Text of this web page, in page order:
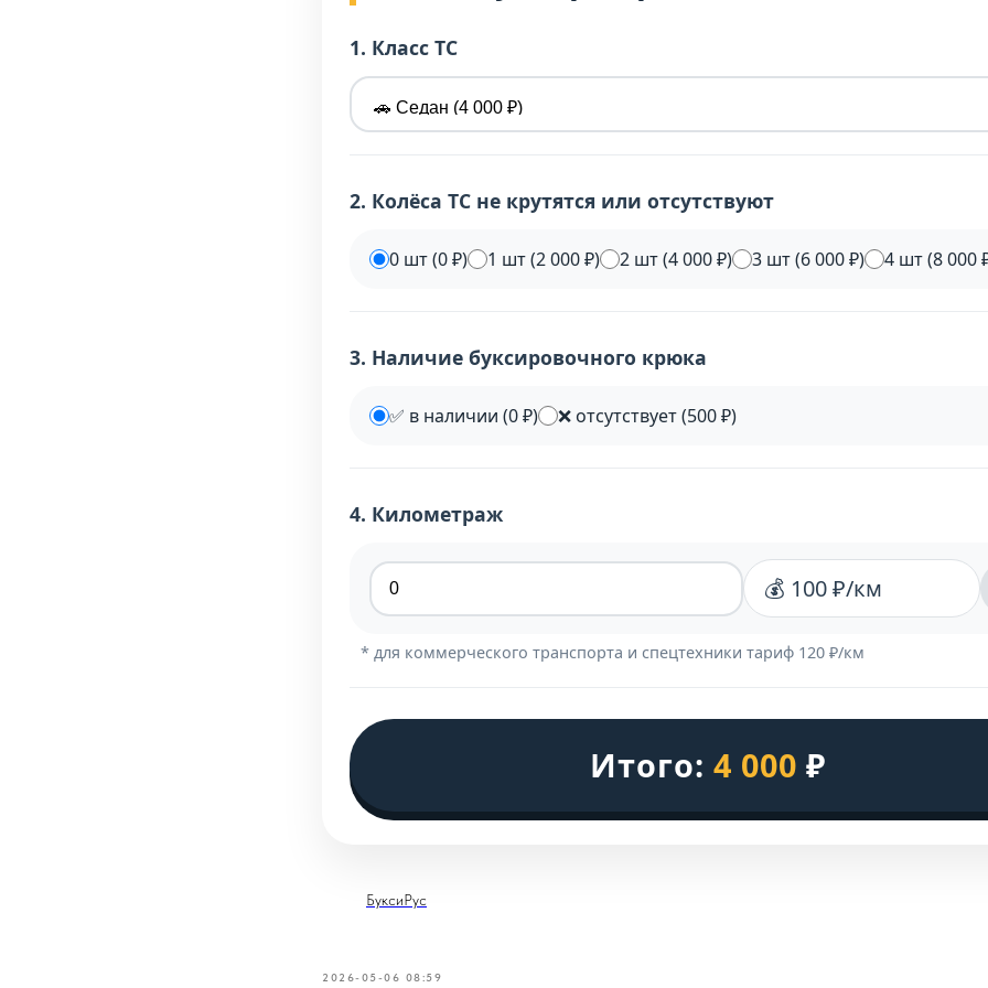
1. Класс ТС
2. Колёса ТС не крутятся или отсутствуют
0 шт (0 ₽) 1 шт (2 000 ₽) 2 шт (4 000 ₽) 3 шт (6 000 ₽) 4 шт (8 000
3. Наличие буксировочного крюка
✅ в наличии (0 ₽) ❌ отсутствует (500 ₽)
4. Километраж
💰 100 ₽/км
* для коммерческого транспорта и спецтехники тариф 120 ₽/км
Итого: 4 000 ₽
БуксиРус
2026-05-06 08:59